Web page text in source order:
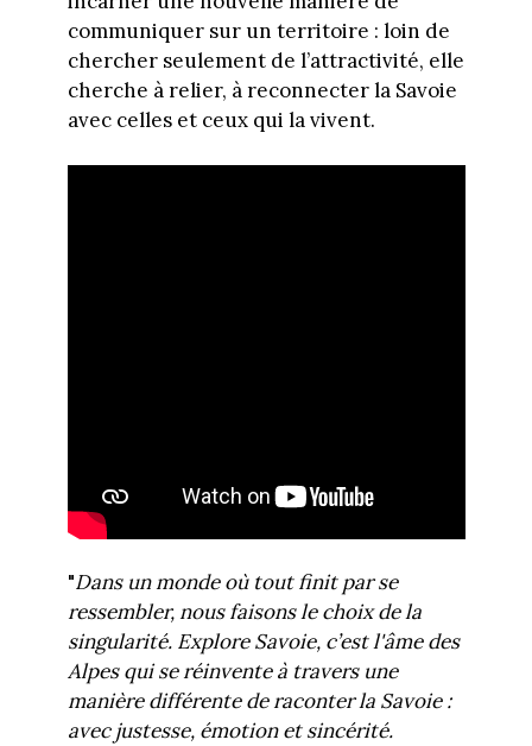
communiquer sur un territoire : loin de
chercher seulement de l’attractivité, elle
cherche à relier, à reconnecter la Savoie
avec celles et ceux qui la vivent.
"Dans un monde où tout finit par se
ressembler, nous faisons le choix de la
singularité. Explore Savoie, c’est l'âme des
Alpes qui se réinvente à travers une
manière différente de raconter la Savoie :
avec justesse, émotion et sincérité.